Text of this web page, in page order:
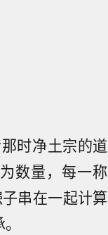
时净土宗的道
数量，每一称
串在一起计算